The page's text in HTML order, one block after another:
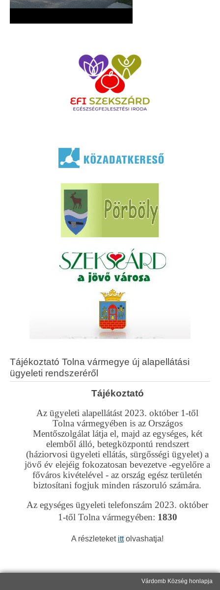
Tájékoztató Tolna vármegye új alapellátási
ügyeleti rendszeréről
Tájékoztató
Az ügyeleti alapellátást 2023. október 1-től
Tolna vármegyében is az Országos
Mentőszolgálat látja el, majd az egységes, két
elemből álló, betegközpontú rendszert
(háziorvosi ügyeleti ellátás, sürgősségi ügyelet) a
jövő év elejéig fokozatosan bevezetve -egyelőre a
főváros kivételével - az ország egész területén
biztosítani fogjuk minden rászoruló számára.
Az egységes ügyeleti telefonszám 2023. október
1-től Tolna vármegyében: 1830
A részleteket ittolvashatja!
Várdomb Község honlapja